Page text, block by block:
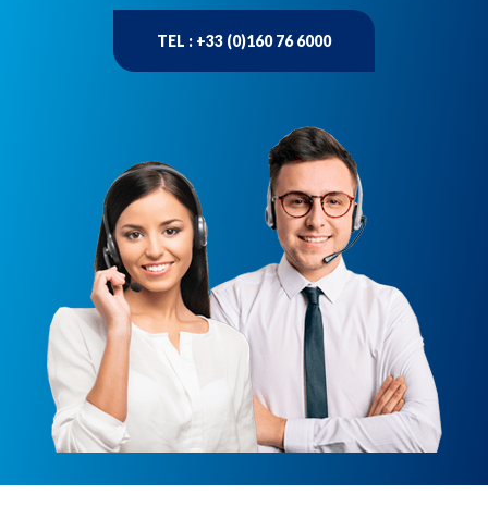
TEL : +33 (0)160 76 6000